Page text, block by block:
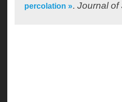
percolation ». Journal of